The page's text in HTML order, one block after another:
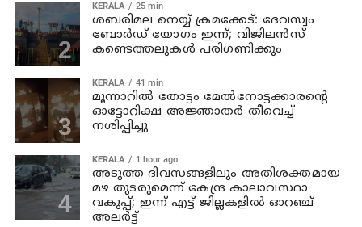
KERALA 25 min
ശബരിമല നെയ്യ് ക്രമക്കേട്: ദേവസ്വം
ബോർഡ് യോഗം ഇന്ന്; വിജിലൻസ്
കണ്ടെത്തലുകൾ പരിഗണിക്കും
KERALA 41 min
മൂന്നാറില്‍ തോട്ടം മേല്‍നോട്ടക്കാരന്റെ
ഓട്ടോറിക്ഷ അജ്ഞാതര്‍ തീവെച്ച്
നശിപ്പിച്ചു
KERALA 1 hour ago
അടുത്ത ദിവസങ്ങളിലും അതിശക്തമായ
മഴ തുടരുമെന്ന് കേന്ദ്ര കാലാവസ്ഥാ
വകുപ്പ്; ഇന്ന് എട്ട് ജില്ലകളിൽ ഓറഞ്ച്
അലർട്ട്